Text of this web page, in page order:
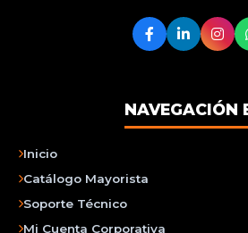
NAVEGACIÓN
Inicio
Catálogo Mayorista
Soporte Técnico
Mi Cuenta Corporativa